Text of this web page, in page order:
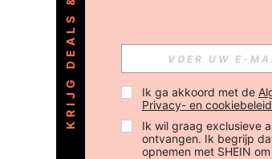
Ik ga akkoord met de
Privacy- en cookiebeleid
Ik wil graag exclusieve
ontvangen. Ik begrijp
opnemen met SHEIN